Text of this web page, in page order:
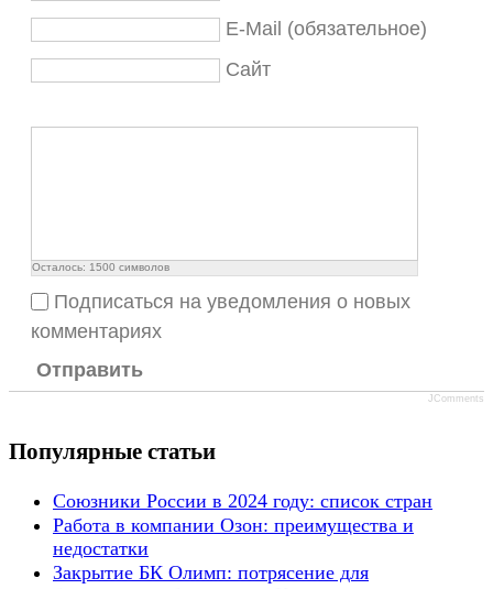
E-Mail (обязательное)
Сайт
Осталось: 1500 символов
Подписаться на уведомления о новых
комментариях
Отправить
JComments
Популярные статьи
Союзники России в 2024 году: список стран
Работа в компании Озон: преимущества и
недостатки
Закрытие БК Олимп: потрясение для